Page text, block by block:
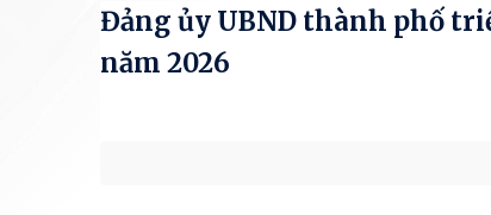
Đảng ủy UBND thành phố
năm 2026